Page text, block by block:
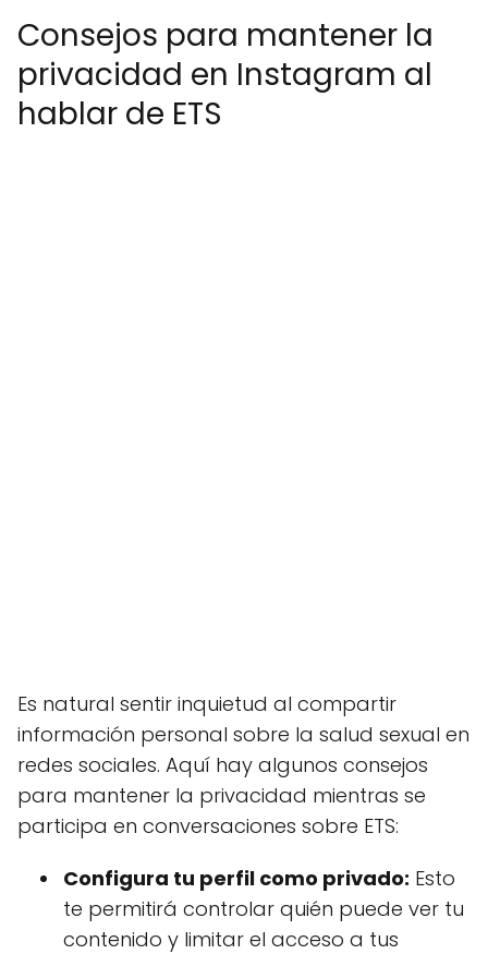
Consejos para mantener la
privacidad en Instagram al
hablar de ETS
Es natural sentir inquietud al compartir
información personal sobre la salud sexual en
redes sociales. Aquí hay algunos consejos
para mantener la privacidad mientras se
participa en conversaciones sobre ETS:
Configura tu perfil como privado: Esto
te permitirá controlar quién puede ver tu
contenido y limitar el acceso a tus